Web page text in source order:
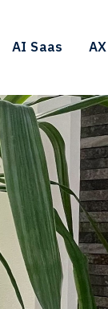
AI Saas AX